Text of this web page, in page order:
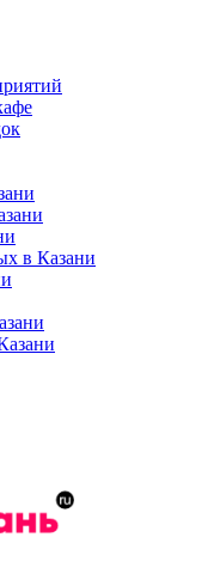
в Казани